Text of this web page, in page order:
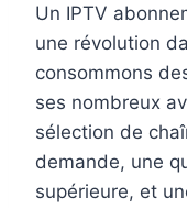
Un IPTV
une révolution
consommons
ses nombreux
sélection de
demande, une
supérieure, et